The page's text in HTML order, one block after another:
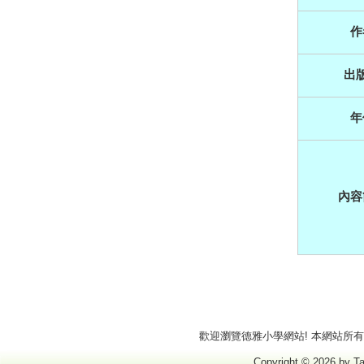
出
內
歡迎瀏覽德雅小學網站! 本網站所